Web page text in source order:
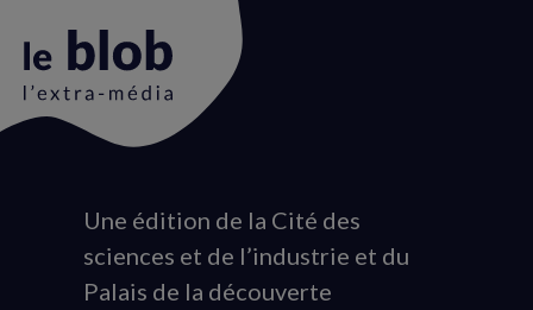
Animation
du
logo
Une édition de la Cité des
sciences et de l’industrie et du
Palais de la découverte